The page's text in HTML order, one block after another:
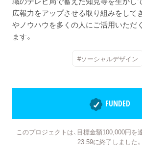
広報力をアップさせる取り組みをして
やノウハウを多くの人にご活用いただ
ます。
#ソーシャルデザイン
FUNDED
このプロジェクトは、目標金額100,000円を
23:59に終了しました。